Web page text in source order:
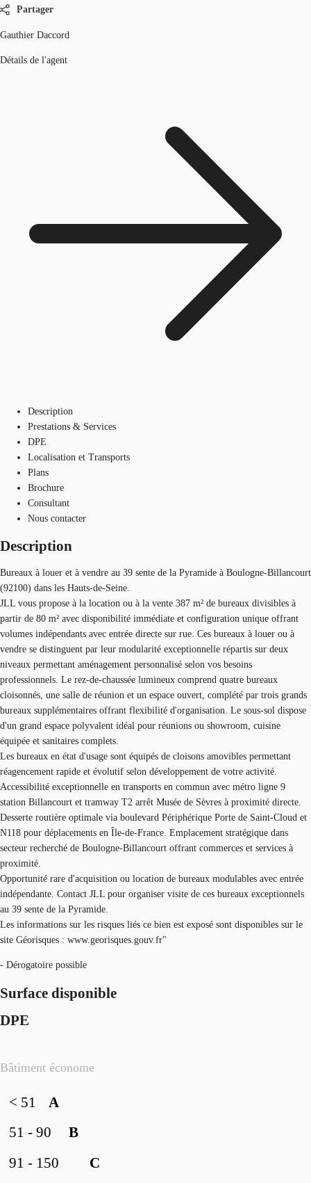
Partager
Gauthier Daccord
Détails de l'agent
Description
Prestations & Services
DPE
Localisation et Transports
Plans
Brochure
Consultant
Nous contacter
Description
Bureaux à louer et à vendre au 39 sente de la Pyramide à Boulogne-Billancourt
(92100) dans les Hauts-de-Seine.
JLL vous propose à la location ou à la vente 387 m² de bureaux divisibles à
partir de 80 m² avec disponibilité immédiate et configuration unique offrant
volumes indépendants avec entrée directe sur rue. Ces bureaux à louer ou à
vendre se distinguent par leur modularité exceptionnelle répartis sur deux
niveaux permettant aménagement personnalisé selon vos besoins
professionnels. Le rez-de-chaussée lumineux comprend quatre bureaux
cloisonnés, une salle de réunion et un espace ouvert, complété par trois grands
bureaux supplémentaires offrant flexibilité d'organisation. Le sous-sol dispose
d'un grand espace polyvalent idéal pour réunions ou showroom, cuisine
équipée et sanitaires complets.
Les bureaux en état d'usage sont équipés de cloisons amovibles permettant
réagencement rapide et évolutif selon développement de votre activité.
Accessibilité exceptionnelle en transports en commun avec métro ligne 9
station Billancourt et tramway T2 arrêt Musée de Sèvres à proximité directe.
Desserte routière optimale via boulevard Périphérique Porte de Saint-Cloud et
N118 pour déplacements en Île-de-France. Emplacement stratégique dans
secteur recherché de Boulogne-Billancourt offrant commerces et services à
proximité.
Opportunité rare d'acquisition ou location de bureaux modulables avec entrée
indépendante. Contact JLL pour organiser visite de ces bureaux exceptionnels
au 39 sente de la Pyramide.
Les informations sur les risques liés ce bien est exposé sont disponibles sur le
site Géorisques : www.georisques.gouv.fr"
- Dérogatoire possible
Surface disponible
DPE
Bâtiment économe
A
< 51
B
51 - 90
C
91 - 150